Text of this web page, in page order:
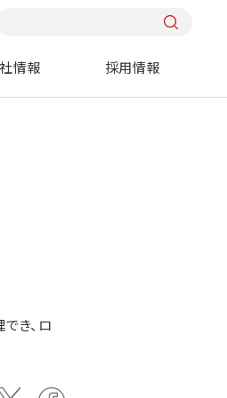
情報 採用情報
き、ロ